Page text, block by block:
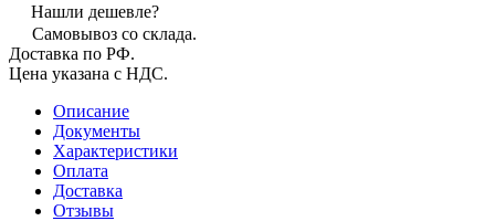
Нашли дешевле?
Самовывоз со склада.
Доставка по РФ.
Цена указана с НДС.
Описание
Документы
Характеристики
Оплата
Доставка
Отзывы